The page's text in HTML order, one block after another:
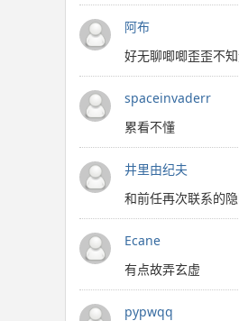
阿布
好无聊唧唧歪歪不
spaceinvaderr
累看不懂
井里由纪夫
和前任再次联系的
Ecane
有点故弄玄虚
pypwqq